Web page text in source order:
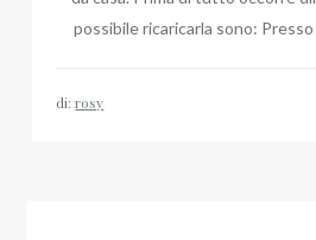
possibile ricaricarla sono:
di:rosy